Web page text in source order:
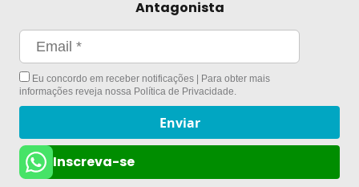
Antagonista
Eu concordo em receber notificações | Para obter mais
informações reveja nossa Política de Privacidade.
Enviar
Inscreva-se